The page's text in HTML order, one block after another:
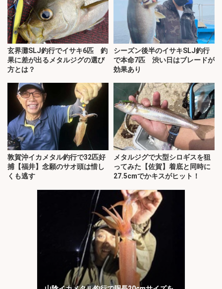
玄界灘SLJ釣行でイサキ6匹 釣
果に差が出るメタルジグの選び
方とは？
シーズン後半のイサキSLJ釣行
で本命7匹 渋い日はブレードが
効果あり
敦賀沖イカメタル釣行で32匹好
捕【福井】念願のサオ頭は惜し
くも逃す
メタルジグで大型シロギスを狙
ってみた【佐賀】着底と同時に
27.5cmでかキスがヒット！